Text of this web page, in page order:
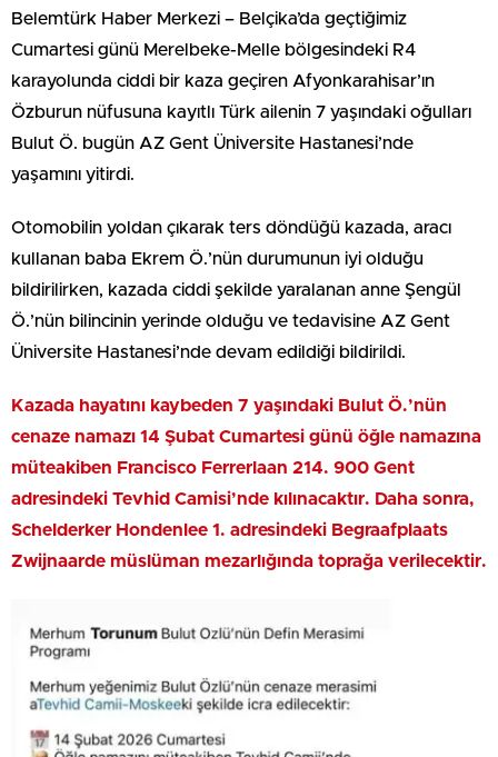
Belemtürk Haber Merkezi – Belçika’da geçtiğimiz
Cumartesi günü Merelbeke-Melle bölgesindeki R4
karayolunda ciddi bir kaza geçiren Afyonkarahisar’ın
Özburun nüfusuna kayıtlı Türk ailenin 7 yaşındaki oğulları
Bulut Ö. bugün AZ Gent Üniversite Hastanesi’nde
yaşamını yitirdi.
Otomobilin yoldan çıkarak ters döndüğü kazada, aracı
kullanan baba Ekrem Ö.’nün durumunun iyi olduğu
bildirilirken, kazada ciddi şekilde yaralanan anne Şengül
Ö.’nün bilincinin yerinde olduğu ve tedavisine AZ Gent
Üniversite Hastanesi’nde devam edildiği bildirildi.
Kazada hayatını kaybeden 7 yaşındaki Bulut Ö.’nün
cenaze namazı 14 Şubat Cumartesi günü öğle namazına
müteakiben Francisco Ferrerlaan 214. 900 Gent
adresindeki Tevhid Camisi’nde kılınacaktır. Daha sonra,
Schelderker Hondenlee 1. adresindeki Begraafplaats
Zwijnaarde müslüman mezarlığında toprağa verilecektir.